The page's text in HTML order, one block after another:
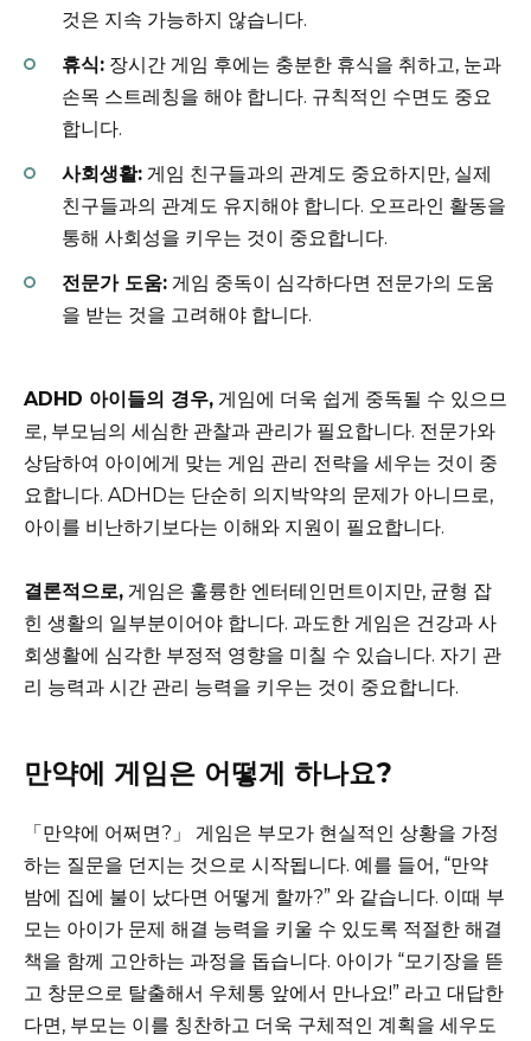
것은 지속 가능하지 않습니다.
휴식: 장시간 게임 후에는 충분한 휴식을 취하고, 눈과
손목 스트레칭을 해야 합니다. 규칙적인 수면도 중요
합니다.
사회생활: 게임 친구들과의 관계도 중요하지만, 실제
친구들과의 관계도 유지해야 합니다. 오프라인 활동을
통해 사회성을 키우는 것이 중요합니다.
전문가 도움: 게임 중독이 심각하다면 전문가의 도움
을 받는 것을 고려해야 합니다.
ADHD 아이들의 경우, 게임에 더욱 쉽게 중독될 수 있으므
로, 부모님의 세심한 관찰과 관리가 필요합니다. 전문가와
상담하여 아이에게 맞는 게임 관리 전략을 세우는 것이 중
요합니다. ADHD는 단순히 의지박약의 문제가 아니므로,
아이를 비난하기보다는 이해와 지원이 필요합니다.
결론적으로, 게임은 훌륭한 엔터테인먼트이지만, 균형 잡
힌 생활의 일부분이어야 합니다. 과도한 게임은 건강과 사
회생활에 심각한 부정적 영향을 미칠 수 있습니다. 자기 관
리 능력과 시간 관리 능력을 키우는 것이 중요합니다.
만약에 게임은 어떻게 하나요?
「만약에 어쩌면?」 게임은 부모가 현실적인 상황을 가정
하는 질문을 던지는 것으로 시작됩니다. 예를 들어, “만약
밤에 집에 불이 났다면 어떻게 할까?” 와 같습니다. 이때 부
모는 아이가 문제 해결 능력을 키울 수 있도록 적절한 해결
책을 함께 고안하는 과정을 돕습니다. 아이가 “모기장을 뜯
고 창문으로 탈출해서 우체통 앞에서 만나요!” 라고 대답한
다면, 부모는 이를 칭찬하고 더욱 구체적인 계획을 세우도